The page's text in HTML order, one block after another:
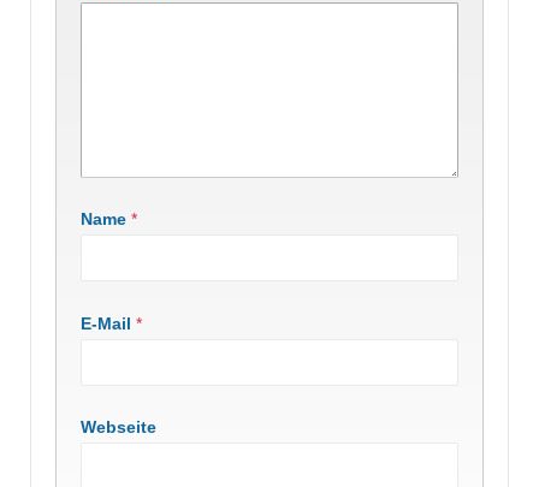
Name *
E-Mail *
Webseite